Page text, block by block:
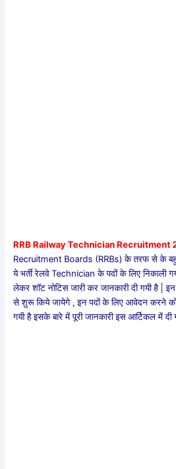
RRB Railway Technician Recruitment
Recruitment Boards (RRBs) के तरफ से के बहुत
ये भर्ती रेलवे Technician के पदों के लिए निकाली
लेकर शॉट नोटिस जारी कर जानकारी दी गयी है |
से शुरू किये जायेगे , इन पदों के लिए आवेदन करने को
गयी है इसके बारे में पूरी जानकारी इस आर्टिकल में दी